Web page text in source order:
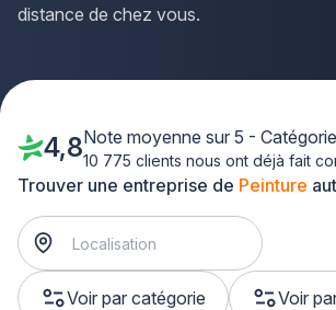
distance de chez vous.
Trouver une entreprise de Peinture
Voir par catégorie Voir
4,8Note moyenne sur 5 - Catégorie
10 775 clients nous ont déjà fait